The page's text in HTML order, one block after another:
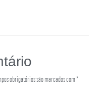
obrigatórios são marcados com*